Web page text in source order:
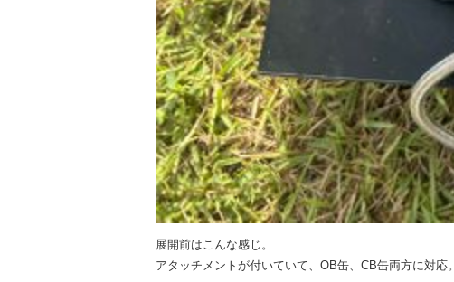
展開前はこんな感じ。
アタッチメントが付いていて、OB缶、CB缶両方に対応。